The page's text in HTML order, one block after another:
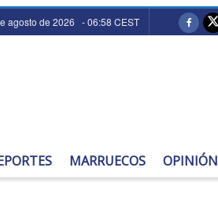
agosto de 2026 - 06:58 CEST
MARRUECOS OPINIÓN